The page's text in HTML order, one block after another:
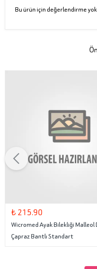
Bu ürün için değerlendirme yok
₺ 215.90
Wicromed Ayak Bilekliği Malleol
Çapraz Bantlı Standart